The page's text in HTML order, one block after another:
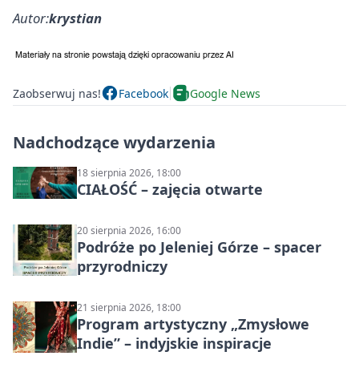
Autor:krystian
Zaobserwuj nas! Facebook Google News
Nadchodzące wydarzenia
18 sierpnia 2026, 18:00
CIAŁOŚĆ – zajęcia otwarte
20 sierpnia 2026, 16:00
Podróże po Jeleniej Górze – spacer
przyrodniczy
21 sierpnia 2026, 18:00
Program artystyczny „Zmysłowe
Indie” – indyjskie inspiracje